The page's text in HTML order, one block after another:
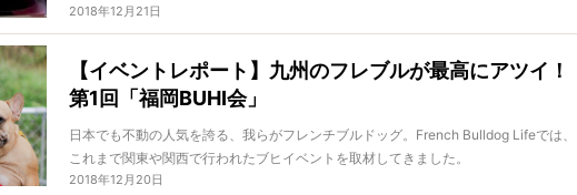
います。これはたとえ世界がひっくり返っても守るべきルールとして、２頭の間に存
在しているのです、こんな具合に。
2018年12月21日
【イベントレポート】九州のフレブルが最高にアツイ！
第1回「福岡BUHI会」
日本でも不動の人気を誇る、我らがフレンチブルドッグ。French Bulldog Lifeでは、
これまで関東や関西で行われたブヒイベントを取材してきました。
2018年の秋…我々FBL編集部は、ある噂を耳にしました。「どうやら、福岡のフレブ
2018年12月20日